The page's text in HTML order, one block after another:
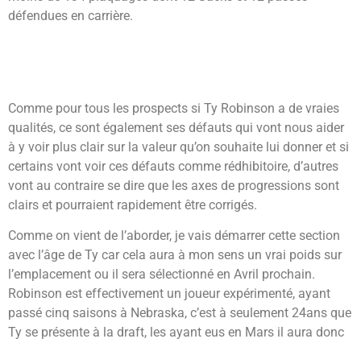
défendues en carrière.
Comme pour tous les prospects si Ty Robinson a de vraies
qualités, ce sont également ses défauts qui vont nous aider
à y voir plus clair sur la valeur qu’on souhaite lui donner et si
certains vont voir ces défauts comme rédhibitoire, d’autres
vont au contraire se dire que les axes de progressions sont
clairs et pourraient rapidement être corrigés.
Comme on vient de l’aborder, je vais démarrer cette section
avec l’âge de Ty car cela aura à mon sens un vrai poids sur
l’emplacement ou il sera sélectionné en Avril prochain.
Robinson est effectivement un joueur expérimenté, ayant
passé cinq saisons à Nebraska, c’est à seulement 24ans que
Ty se présente à la draft, les ayant eus en Mars il aura donc